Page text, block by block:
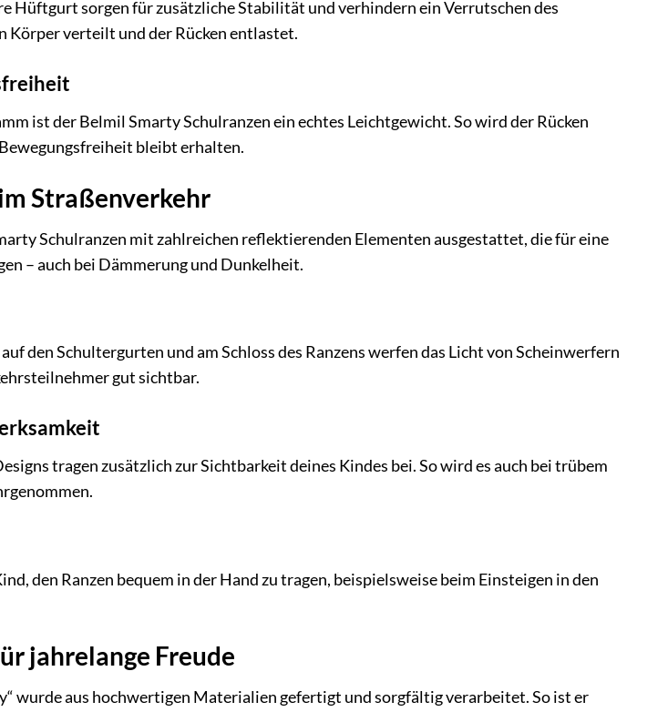
Hüftgurt sorgen für zusätzliche Stabilität und verhindern ein Verrutschen des
Körper verteilt und der Rücken entlastet.
ist der Belmil Smarty Schulranzen ein echtes Leichtgewicht. So wird der Rücken
bleibt erhalten.
Straßenverkehr
Schulranzen mit zahlreichen reflektierenden Elementen ausgestattet, die für eine
– auch bei Dämmerung und Dunkelheit.
den Schultergurten und am Schloss des Ranzens werfen das Licht von Scheinwerfern
gut sichtbar.
tragen zusätzlich zur Sichtbarkeit deines Kindes bei. So wird es auch bei trübem
den Ranzen bequem in der Hand zu tragen, beispielsweise beim Einsteigen in den
jahrelange Freude
wurde aus hochwertigen Materialien gefertigt und sorgfältig verarbeitet. So ist er